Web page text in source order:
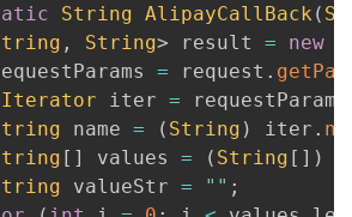
String AlipayCallBack (
, String> result = new
= request .
Iterator iter = requestParams
name = ( String ) iter .
[ ] values = ( String [ ] )
valueStr = "" ;